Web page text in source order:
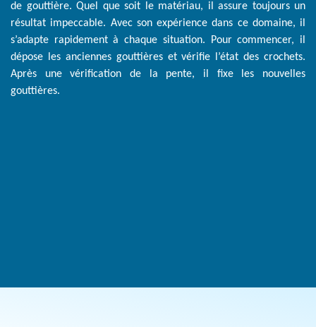
de gouttière. Quel que soit le matériau, il assure toujours un
résultat impeccable. Avec son expérience dans ce domaine, il
s’adapte rapidement à chaque situation. Pour commencer, il
dépose les anciennes gouttières et vérifie l’état des crochets.
Après une vérification de la pente, il fixe les nouvelles
gouttières.